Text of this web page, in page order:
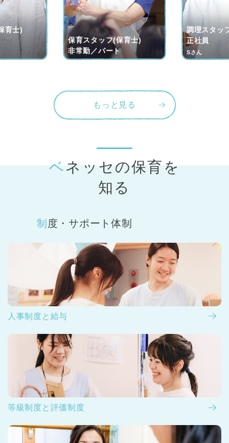
育士)
保育スタッフ(保育士)
非常勤／パート
調理スタッ
正社員
Sさん
もっと見る
ベネッセの保育を
知る
制度・サポート体制
人事制度と給与
等級制度と評価制度